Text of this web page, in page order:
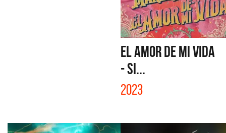
EL AMOR DE MI VIDA
- SI...
2023